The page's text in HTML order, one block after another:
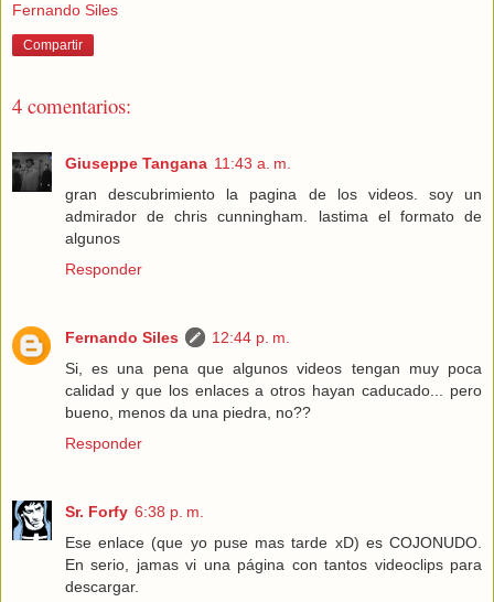
Fernando Siles
Compartir
4 comentarios:
Giuseppe Tangana 11:43 a. m.
gran descubrimiento la pagina de los videos. soy un
admirador de chris cunningham. lastima el formato de
algunos
Responder
Fernando Siles
12:44 p. m.
Si, es una pena que algunos videos tengan muy poca
calidad y que los enlaces a otros hayan caducado... pero
bueno, menos da una piedra, no??
Responder
Sr. Forfy 6:38 p. m.
Ese enlace (que yo puse mas tarde xD) es COJONUDO.
En serio, jamas vi una página con tantos videoclips para
descargar.